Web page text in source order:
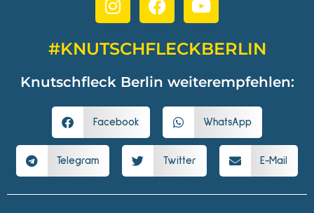
#KNUTSCHFLECKBERLIN
Knutschfleck Berlin weiterempfehlen:
Facebook WhatsApp
Telegram Twitter E-Mail